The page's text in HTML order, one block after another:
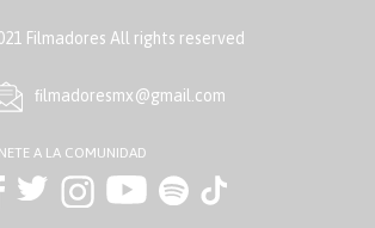
Filmadores All rights reserved
ﬁlmadoresmx@gmail.com
A LA COMUNIDAD